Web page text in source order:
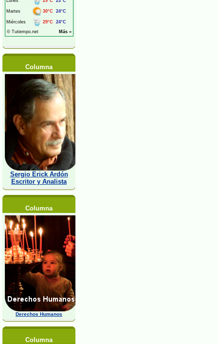
Columna
Sergio Erick Ardón
Escritor y Analista
Columna
Derechos Humanos
Columna